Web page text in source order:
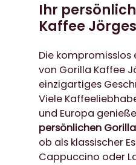
Ihr
Kaffee
Die kompromisslos
von Gorilla Kaffee
einzigartiges
Viele
und Europa
persönlichen
ob als klassischer
Cappuccino oder